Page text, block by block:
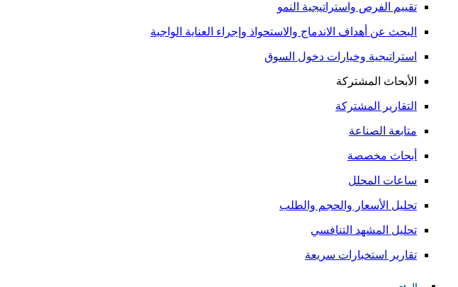
تقييم الفرص واستراتيجية النمو
البحث عن أهداف الاندماج والاستحواذ وإجراء العناية الواجبة
استراتيجية وخيارات دخول السوق
الأبحاث المشتركة
التقارير المشتركة
متابعة الصناعة
أبحاث مخصصة
ساعات المحلل
تحليل الأسعار والحجم والطلب
تحليل المشهد التنافسي
تقارير استخبارات سريعة